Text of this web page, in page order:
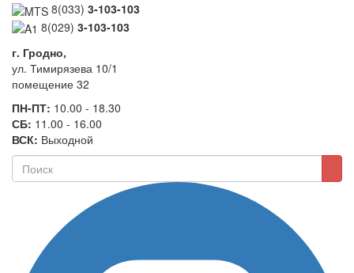
8(033) 3-103-103
8(029) 3-103-103
г. Гродно,
ул. Тимирязева 10/1
помещение 32
ПН-ПТ: 10.00 - 18.30
СБ: 11.00 - 16.00
ВСК: Выходной